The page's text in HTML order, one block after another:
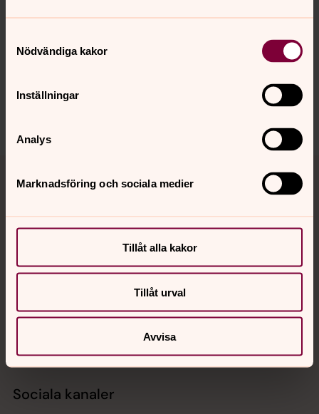
Nödvändiga kakor
Inställningar
Analys
Marknadsföring och sociala medier
Tillåt alla kakor
Tillåt urval
Avvisa
Synpunkter eller frågor på sidans
vantors.forsamling@svenskakyrkan.se
Kontakt
Sociala kanaler